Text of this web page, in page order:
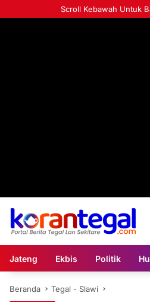
ke
Scroll Kebawah Untuk
Jateng Ekbis Politik
Beranda Tegal - Slawi